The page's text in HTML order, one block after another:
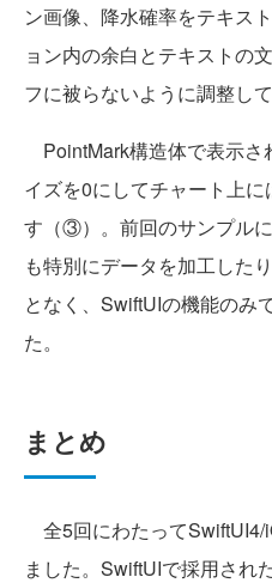
ン画像、降水確率をテキス
ョン内の余白とテキストの
フに被らないように調整して
PointMark構造体で表示さ
イズを0にしてチャート上
す（③）。前回のサンプル
も特別にデータを加工した
となく、SwiftUIの機能のみ
た。
まとめ
全5回にわたってSwiftUI4/
ました。SwiftUIで採用され